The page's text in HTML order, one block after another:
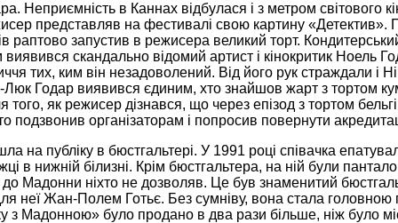
Неприємність в Каннах відбулася і з метром
представляв на фестивалі свою картину «Детектив».
раптово запустив в режисера великий торт.
скандально відомий артист і кінокритик Ноель
тих, ким він незадоволений. Від його рук страждали і
Годар виявився єдиним, хто знайшов жарт з тортом
того, як режисер дізнався, що через епізод з тортом
подзвонив організаторам і попросив повернути
на публіку в бюстгальтері. У 1991 році співачка
в нижній білизні. Крім бюстгальтера, на ній були
до Мадонни ніхто не дозволяв. Це був знаменитий
неї Жан-Полем Готьє. Без сумніву, вона стала головною
з Мадонною» було продано в два рази більше, ніж було